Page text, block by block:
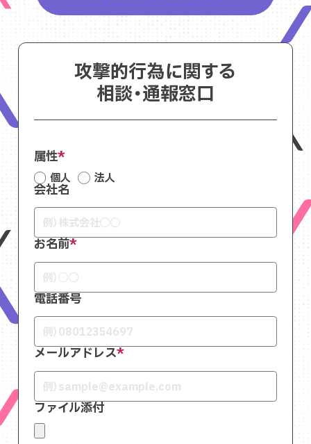
攻撃的行為に関する
相談・通報窓口
属性
個人 法人
会社名
お名前
電話番号
メールアドレス
ファイル添付